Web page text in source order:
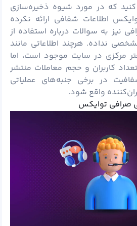
که در مورد شیوه ذخیره‌سازی
اطلاعات شفافی ارائه نکرده
نیز به سوالات درباره استفاده از
نداده. هرچند اطلاعاتی مانند
مرکزی در سایت موجود است، اما
کاربران و حجم معاملات منتشر
در برخی جنبه‌های عملیاتی
واقع شود.
صرافی توایکس